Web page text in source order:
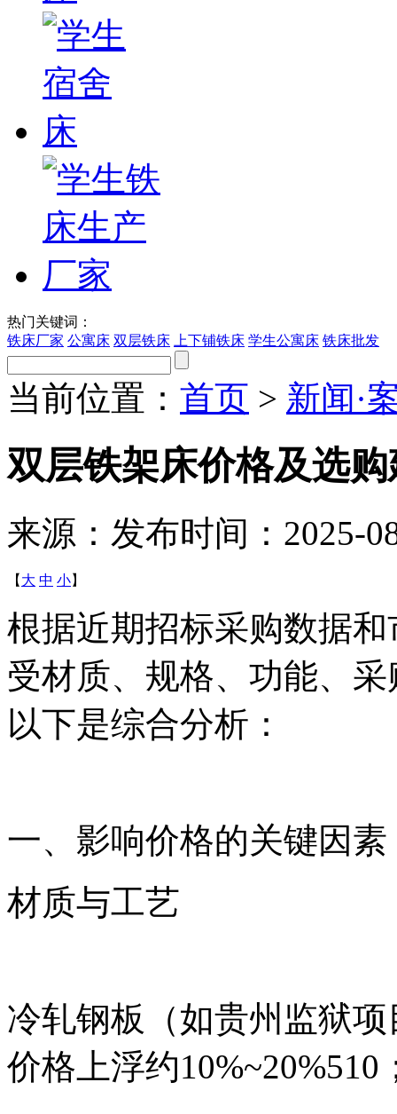
热门关键词：
铁床厂家 公寓床 双层铁床 上下铺铁床 学生公寓床 铁床批发
当前位置： 首页 > 新闻·
双层铁架床价格及选
来源： 发布时间：2025-
【 大 中 小】
根据近期招标采购数据
受材质、规格、功能、
以下是综合分析：
一、影响价格的关键因素
材质与工艺
冷轧钢板（如贵州监狱
价格上浮约10%~20%510